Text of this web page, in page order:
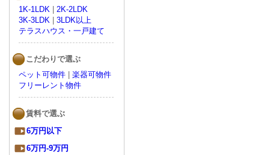
1K-1LDK
2K-2LDK
3K-3LDK
3LDK以上
テラスハウス・一戸建て
こだわりで選ぶ
ペット可物件
楽器可物件
フリーレント物件
賃料で選ぶ
6万円以下
6万円-9万円